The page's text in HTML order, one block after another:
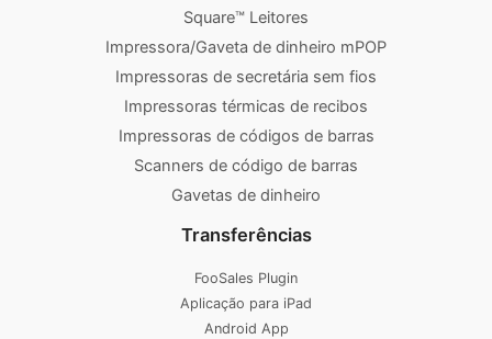
Square™ Leitores
Impressora/Gaveta de dinheiro mPOP
Impressoras de secretária sem fios
Impressoras térmicas de recibos
Impressoras de códigos de barras
Scanners de código de barras
Gavetas de dinheiro
Transferências
FooSales Plugin
Aplicação para iPad
Android App